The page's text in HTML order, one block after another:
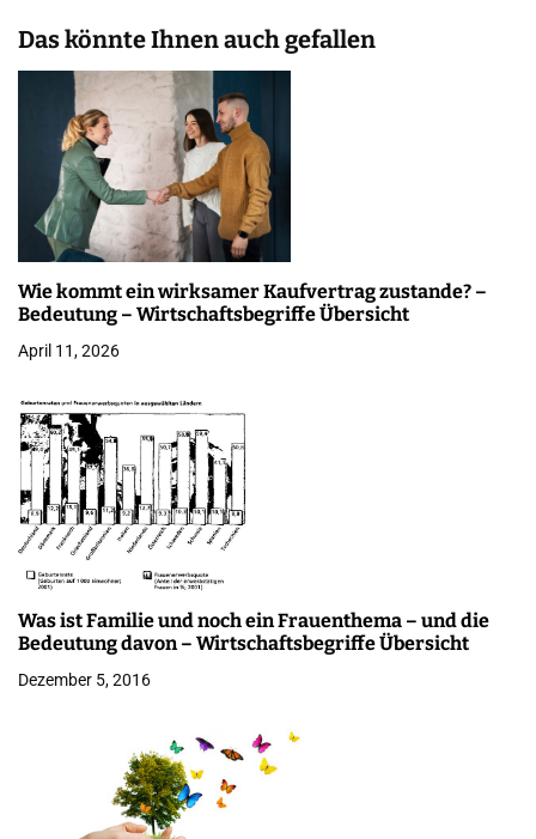
s
n
g
a
t
i
o
n
Das könnte Ihnen auch gefallen
Wie kommt ein wirksamer Kaufvertrag zustande? –
Bedeutung – Wirtschaftsbegriffe Übersicht
April 11, 2026
Was ist Familie und noch ein Frauenthema – und die
Bedeutung davon – Wirtschaftsbegriffe Übersicht
Dezember 5, 2016